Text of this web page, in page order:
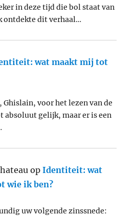
in deze tijd die bol staat van
ontdekte dit verhaal…
wat maakt mij tot
voor het lezen van de
absoluut gelijk, maar er is een
opIdentiteit: wat
wie ik ben?
uw volgende zinssnede: